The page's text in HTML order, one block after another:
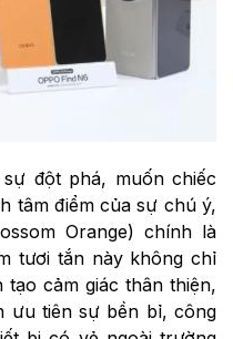
đột phá, muốn chiếc
tâm điểm của sự chú ý,
Orange) chính là
tươi tắn này không chỉ
tạo cảm giác thân thiện,
ưu tiên sự bền bỉ, công